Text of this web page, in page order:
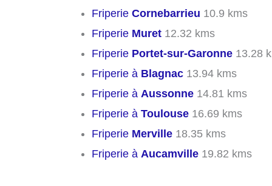
Friperie Cornebarrieu 10.9 kms
Friperie Muret 12.32 kms
Friperie Portet-sur-Garonne 13.28
Friperie à Blagnac 13.94 kms
Friperie à Aussonne 14.81 kms
Friperie à Toulouse 16.69 kms
Friperie Merville 18.35 kms
Friperie à Aucamville 19.82 kms